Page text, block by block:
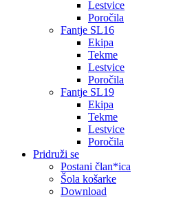
Lestvice
Poročila
Fantje SL16
Ekipa
Tekme
Lestvice
Poročila
Fantje SL19
Ekipa
Tekme
Lestvice
Poročila
Pridruži se
Postani član*ica
Šola košarke
Download